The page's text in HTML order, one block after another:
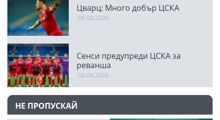
Цварц: Много добър ЦСКА
06.08.2026
Сенси предупреди ЦСКА за
реванша
06.08.2026
НЕ ПРОПУСКАЙ